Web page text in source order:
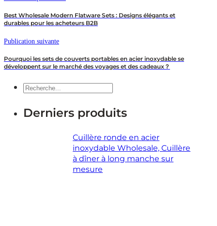
Best Wholesale Modern Flatware Sets : Designs élégants et
durables pour les acheteurs B2B
Publication suivante
Pourquoi les sets de couverts portables en acier inoxydable se
développent sur le marché des voyages et des cadeaux？
Recherche
Derniers produits
Cuillère ronde en acier
inoxydable Wholesale, Cuillère
à dîner à long manche sur
mesure